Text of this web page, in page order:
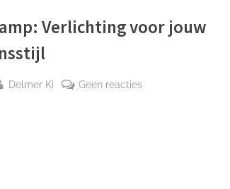
Verlichting voor jouw
Door
Delmer Ki Geen reacties